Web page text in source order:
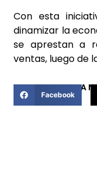
Con esta
dinamizar la
se aprestan a
ventas, luego de
COMPARTIR ESTA
Facebook